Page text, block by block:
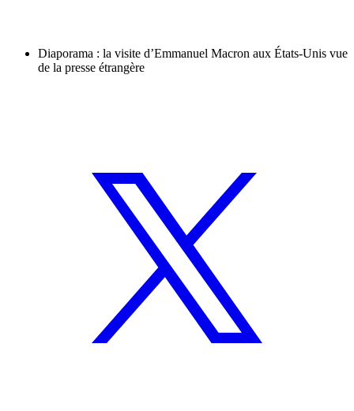
Diaporama : la visite d’Emmanuel Macron aux États-Unis vue
de la presse étrangère